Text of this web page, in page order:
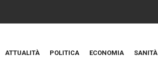
ATTUALITÀ POLITICA ECONOMIA SANITÀ